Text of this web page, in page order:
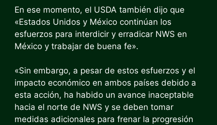
En ese momento, el USDA también dijo que
«Estados Unidos y México continúan los
esfuerzos para interdicir y erradicar NWS en
México y trabajar de buena fe».
«Sin embargo, a pesar de estos esfuerzos y el
impacto económico en ambos países debido a
esta acción, ha habido un avance inaceptable
hacia el norte de NWS y se deben tomar
medidas adicionales para frenar la progresión